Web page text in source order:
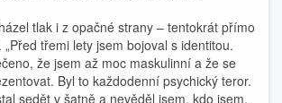
tlak i z opačné strany – tentokrát přímo
třemi lety jsem bojoval s identitou.
že jsem až moc maskulinní a že se
Byl to každodenní psychický teror.
sedět v šatně a nevěděl jsem, kdo jsem,